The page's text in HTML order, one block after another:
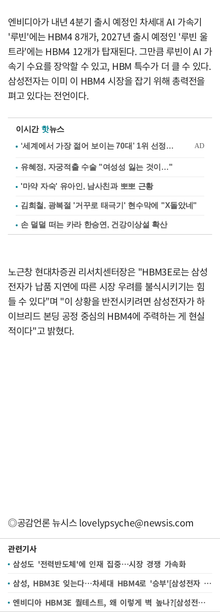
엔비디아가 내년 4분기 출시 예정인 차세대 AI 가속기
'루빈'에는 HBM4 8개가, 2027년 출시 예정인 '루빈 울
트라'에는 HBM4 12개가 탑재된다. 그만큼 루빈이 AI 가
속기 수요를 장악할 수 있고, HBM 특수가 더 클 수 있다.
삼성전자는 이미 이 HBM4 시장을 잡기 위해 총력전을
펴고 있다는 전언이다.
이시간 핫뉴스
유혜정, 자궁적출 수술 "여성성 잃는 것이…"
'마약 자숙' 유아인, 남사친과 뽀뽀 근황
김희철, 광복절 '거꾸로 태극기' 현수막에 "X돌았네"
손 덜덜 떠는 카라 한승연, 건강이상설 확산
노근창 현대차증권 리서치센터장은 "HBM3E로는 삼성
전자가 납품 지연에 따른 시장 우려를 불식시키기는 힘
들 수 있다”며 "이 상황을 반전시키려면 삼성전자가 하
이브리드 본딩 공정 중심의 HBM4에 주력하는 게 현실
적이다"고 밝혔다.
◎공감언론 뉴시스lovelypsyche@newsis.com
관련기사
삼성도 '전력반도체'에 인재 집중…시장 경쟁 가속화
삼성, HBM3E 잊는다…차세대 HBM4로 '승부'[삼성전자 HBM③]
엔비디아 HBM3E 퀄테스트, 왜 이렇게 벽 높나?[삼성전자 HBM②]